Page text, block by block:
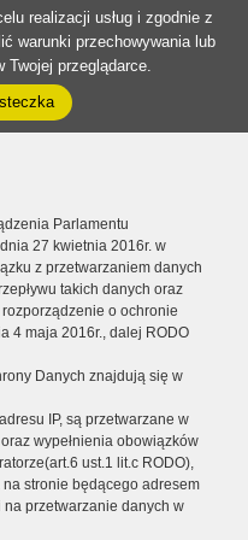
realizacji usług i zgodnie z
warunki przechowywania lub
Twojej przeglądarce.
Parlamentu
27 kwietnia 2016r. w
z przetwarzaniem danych
takich danych oraz
o ochronie
4 maja 2016r., dalej RODO
Danych znajdują się w
IP, są przetwarzane w
wypełnienia obowiązków
ust.1 lit.c RODO),
stronie będącego adresem
przetwarzanie danych w